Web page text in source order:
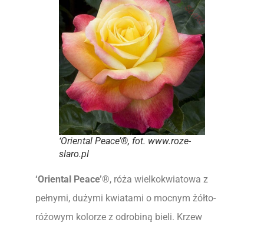
‘Oriental Peace’®, fot. www.roze-
slaro.pl
‘Oriental Peace’®, róża wielkokwiatowa z
pełnymi, dużymi kwiatami o mocnym żółto-
różowym kolorze z odrobiną bieli. Krzew